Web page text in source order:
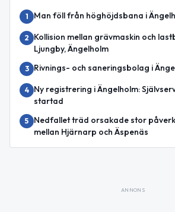
1 Man föll från höghöjdsbana i
2
Kollision mellan grävmaskin och
Ljungby, Ängelholm
3 Rivnings- och saneringsbolag i
4
Ny registrering i Ängelholm:
startad
5
Nedfallet träd orsakade stor
mellan Hjärnarp och Äspenäs
ANNONS